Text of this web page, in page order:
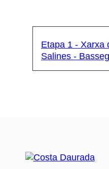
Etapa 1 - Xarxa
Salines -